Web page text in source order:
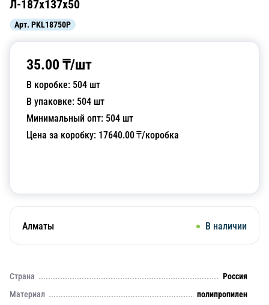
Л-187х137х50
Арт. PKL18750P
35.00 ₸/шт
В коробке: 504 шт
В упаковке: 504 шт
Минимальный опт: 504 шт
Цена за коробку: 17640.00₸/коробка
Алматы В наличии
Страна
Россия
Материал
полипропилен